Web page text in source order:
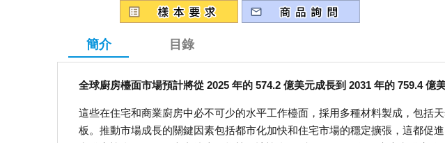
簡介 目錄
全球廚房檯面市場預計將從 2025 年的 574.2 億美元成長到 2031 年的 759.4 億
這些在住宅和商業廚房中必不可少的水平工作檯面，採用多種材料製成，包括
板。推動市場成長的關鍵因素包括都市化加快和住宅市場的穩定擴張，這都促